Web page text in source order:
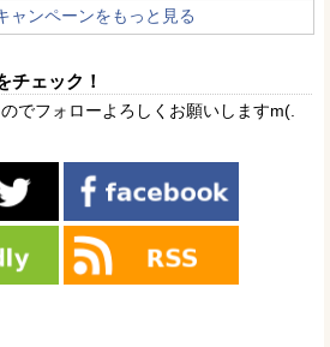
ャンペーンをもっと見る
チェック！
でフォローよろしくお願いしますm(.